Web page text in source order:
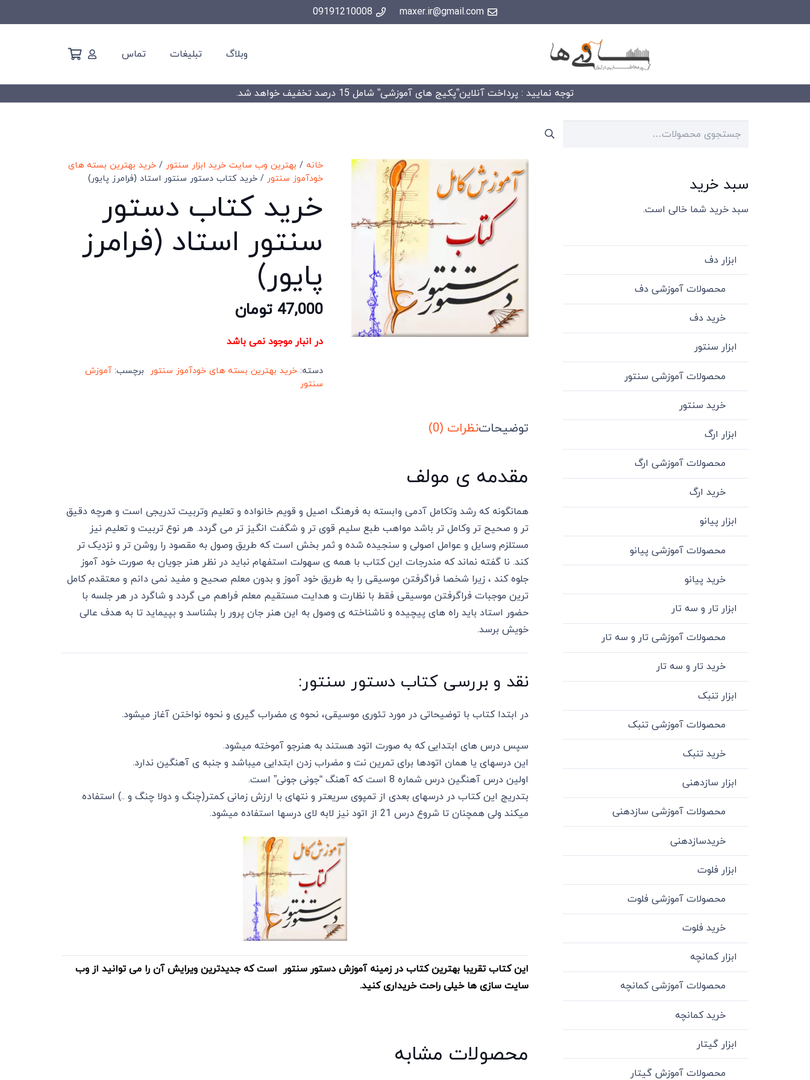
maxer.ir@gmail.com
09191210008
وبلاگ تبلیغات تماس
توجه نمایید : پرداخت آنلاین”پکیج های آموزشی” شامل 15 درصد تخفیف خواهد شد.
خانه / بهترین وب سایت خرید ابزار سنتور/ خرید بهترین بسته های
خودآموز سنتور/ خرید کتاب دستور سنتور استاد (فرامرز پایور)
خرید کتاب دستور
سنتور استاد (فرامرز
پایور)
47,000 تومان
در انبار موجود نمی باشد
دسته: خرید بهترین بسته های خودآموز سنتور برچسب:آموزش
سنتور
توضیحاتنظرات (0)
مقدمه ی مولف
همانگونه که رشد وتکامل آدمی وابسته به فرهنگ اصیل و قویم خانواده و تعلیم وتربیت تدریجی است و هرچه دقیق
تر و صحیح تر وکامل تر باشد مواهب طبع سلیم قوی تر و شگفت انگیز تر می گردد. هر نوع تربیت و تعلیم نیز
مستلزم وسایل و عوامل اصولی و سنجیده شده و ثمر بخش است که طریق وصول به مقصود را روشن تر و نزدیک تر
کند. نا گفته نماند که مندرجات این کتاب با همه ی سهولت استفهام نباید در نظر هنر جویان به صورت خود آموز
جلوه کند ، زیرا شخصا فراگرفتن موسیقی را به طریق خود آموز و بدون معلم صحیح و مفید نمی دانم و معتقدم کامل
ترین موجبات فراگرفتن موسیقی فقط با نظارت و هدایت مستقیم معلم فراهم می گردد و شاگرد در هر جلسه با
حضور استاد باید راه های پیچیده و ناشناخته ی وصول به این هنر جان پرور را بشناسد و بپیماید تا به هدف عالی
خویش برسد.
نقد و بررسی کتاب دستور سنتور:
در ابتدا کتاب با توضیحاتی در مورد تئوری موسیقی، نحوه ی مضراب گیری و نحوه نواختن آغاز میشود.
سپس درس های ابتدایی که به صورت اتود هستند به هنرجو آموخته میشود.
این درسهای یا همان اتودها برای تمرین نت و مضراب زدن ابتدایی میباشد و جنبه ی آهنگین ندارد.
اولین درس آهنگین درس شماره 8 است که آهنگ “جونی جونی” است.
بتدریج این کتاب در درسهای بعدی از تمپوی سریعتر و نتهای با ارزش زمانی کمتر(چنگ و دولا چنگ و ..) استفاده
میکند ولی همچنان تا شروع درس 21 از اتود نیز لابه لای درسها استفاده میشود.
این کتاب تقریبا بهترین کتاب در زمینه آموزش دستور سنتور است که جدیدترین ویرایش آن را می توانید از وب
سایت سازی ها خیلی راحت خریداری کنید.
محصولات مشابه
جستجو
سبد خرید
سبد خرید شما خالی است.
ابزار دف
محصولات آموزشی دف
خرید دف
ابزار سنتور
محصولات آموزشی سنتور
خرید سنتور
ابزار ارگ
محصولات آموزشی ارگ
خرید ارگ
ابزار پیانو
محصولات آموزشی پیانو
خرید پیانو
ابزار تار و سه تار
محصولات آموزشی تار و سه تار
خرید تار و سه تار
ابزار تنبک
محصولات آموزشی تنبک
خرید تنبک
ابزار سازدهنی
محصولات آموزشی سازدهنی
خریدسازدهنی
ابزار فلوت
محصولات آموزشی فلوت
خرید فلوت
ابزار کمانچه
محصولات آموزشی کمانچه
خرید کمانچه
ابزار گیتار
محصولات آموزش گیتار